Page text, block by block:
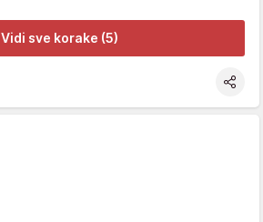
Vidi sve korake (5)